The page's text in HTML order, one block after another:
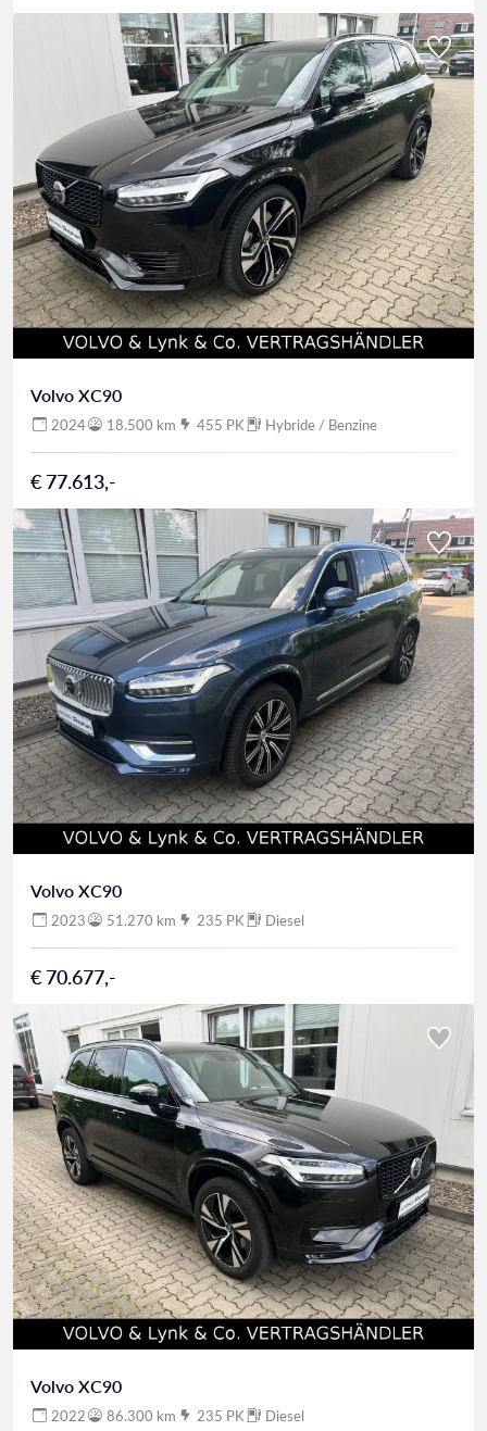
Volvo XC90
2024 18.500 km 455 PK Hybride / Benzine
€ 77.613,-
Volvo XC90
2023 51.270 km 235 PK Diesel
€ 70.677,-
Volvo XC90
2022 86.300 km 235 PK Diesel